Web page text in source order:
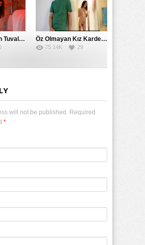
Gece Kulübünün Tuvaletinde Gizli Kaçak Sikiştiler Öz Olmayan Kız Kardeşini Hayallerken Gerçekte Yasladı
75.14K 29
will not be published. Required
*